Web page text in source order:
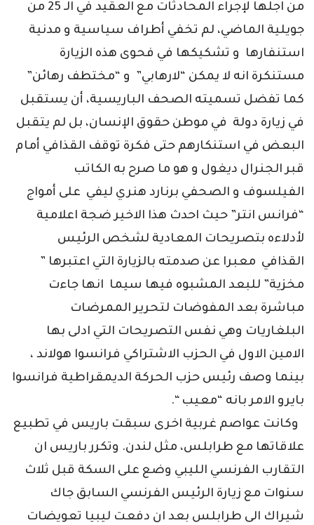
من اجلها لإجراء المحادثات مع العقيد في الـ 25 من
جويلية الماضي، لم تخفي أطراف سياسية و مدنية
استنفارها و تشكيكها في فحوى هذه الزيارة
مستنكرة انه لا يمكن “لارهابي” و “مختطف رهائن”
كما تفضل تسميته الصحف الباريسية، أن يستقبل
في زيارة دولة في موطن حقوق الإنسان، بل لم يتقبل
البعض في استنكارهم حتى فكرة توقف القذافي أمام
قبر الجنرال ديغول و هو ما صرح به الكاتب
الفيلسوف و الصحفي برنارد هنري ليفي على أمواج
“فرانس انتر” حيث احدث هذا الاخير ضجة اعلامية
لأدلاءه بتصريحات المعادية لشخص الرئيس
القذافي معبرا عن صدمته بالزيارة التي اعتبرها ”
مخزية” للبعد المشبوه فيها سيما انها جاءت
مباشرة بعد المفوضات لتحرير الممرضات
البلغاريات وهي نفس التصريحات التي ادلى بها
الامين الاول في الحزب الاشتراكي فرانسوا هولاند ،
بينما وصف رئيس حزب الحركة الديمقراطية فرانسوا
بايرو الامر بانه “معيب “.
وكانت عواصم غربية اخرى سبقت باريس في تطبيع
علاقاتها مع طرابلس، مثل لندن. وتكرر باريس ان
التقارب الفرنسي الليبي وضع على السكة قبل ثلاث
سنوات مع زيارة الرئيس الفرنسي السابق جاك
شيراك الى طرابلس بعد ان دفعت ليبيا تعويضات